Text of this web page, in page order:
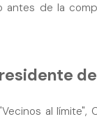
antes de la
al límite",